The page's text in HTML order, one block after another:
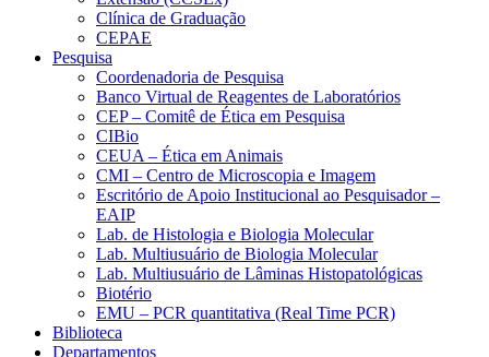
Clínica de Graduação
CEPAE
Pesquisa
Coordenadoria de Pesquisa
Banco Virtual de Reagentes de Laboratórios
CEP – Comitê de Ética em Pesquisa
CIBio
CEUA – Ética em Animais
CMI – Centro de Microscopia e Imagem
Escritório de Apoio Institucional ao Pesquisador –
EAIP
Lab. de Histologia e Biologia Molecular
Lab. Multiusuário de Biologia Molecular
Lab. Multiusuário de Lâminas Histopatológicas
Biotério
EMU – PCR quantitativa (Real Time PCR)
Biblioteca
Departamentos